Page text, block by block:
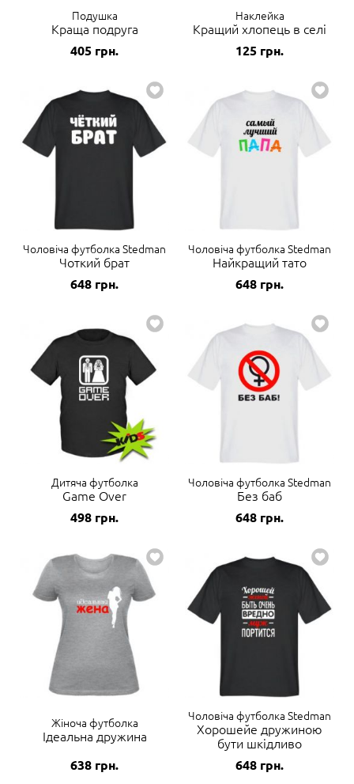
Подушка
Краща подруга
405 грн.
Наклейка
Кращий хлопець в селі
125 грн.
Чоловіча футболка Stedman
Чоткий брат
648 грн.
Чоловіча футболка Stedman
Найкращий тато
648 грн.
Дитяча футболка
Game Over
498 грн.
Чоловіча футболка Stedman
Без баб
648 грн.
Жіноча футболка
Ідеальна дружина
638 грн.
Чоловіча футболка Stedman
Хорошейе дружиною
бути шкідливо
648 грн.